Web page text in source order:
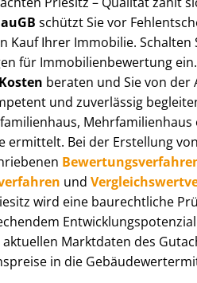
schützt Sie vor
Kauf Ihrer Immobilie. Schalten
für Im­mo­bi­li­en­be­wer­tung
Kosten beraten und Sie von der
und zuverlässig
ermittelt. Bei der Erstellung
und
wird eine baurechtliche
Marktdaten des
in die